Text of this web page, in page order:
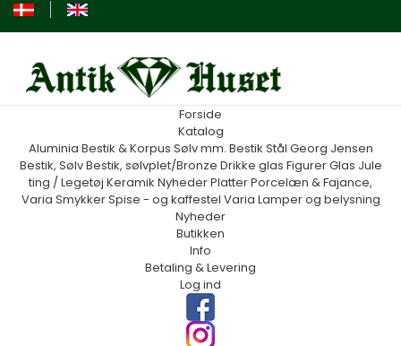
Forside
Katalog
Aluminia Bestik & Korpus Sølv mm. Bestik Stål Georg Jensen
Bestik, SølvBestik, sølvplet/Bronze Drikke glas FigurerGlas Jule
ting / Legetøj Keramik NyhederPlatterPorcelæn & Fajance,
Varia SmykkerSpise - og kaffestel Varia Lamper og belysning
Nyheder
Butikken
Info
Betaling & Levering
Log ind